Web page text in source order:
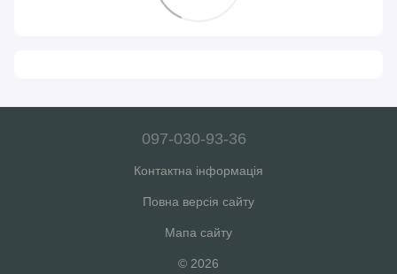
097-030-93-36
Контактна інформація
Повна версія сайту
Мапа сайту
© 2026